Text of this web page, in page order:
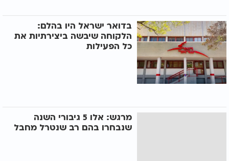
בדואר ישראל היו בהלם:
הלקוחה שיבשה ביצירתיות את
כל הפעילות
מרגש: אלו 5 גיבורי השנה
שנבחרו בהם רב שנטרל מחבל